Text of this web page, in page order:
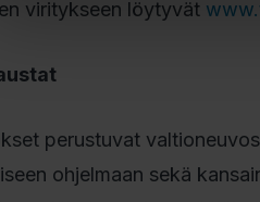
viritykseen löytyvät
perustuvat
ohjelmaan sekä